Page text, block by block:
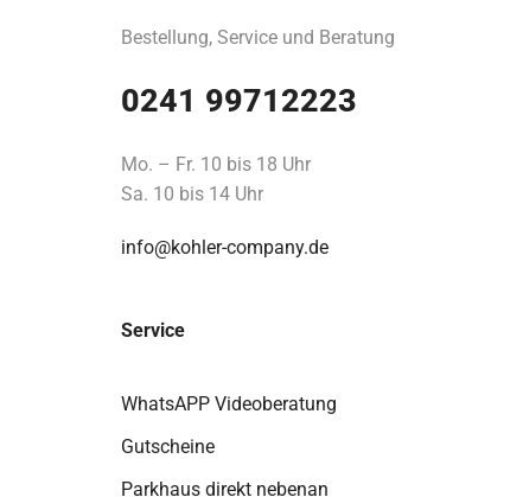
Bestellung, Service und Beratung
0241 99712223
Mo. – Fr. 10 bis 18 Uhr
Sa. 10 bis 14 Uhr
info@kohler-company.de
Service
WhatsAPP Videoberatung
Gutscheine
Parkhaus direkt nebenan